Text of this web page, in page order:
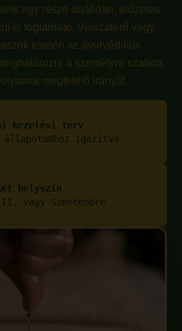
egy része önállóan, előzetes
is foglalható. Visszatérő vagy
esetén az ayurvédikus
a személyre szabott,
megfelelő irányát.
kezelési terv
igazítva
helyszín
II. vagy Szentendre